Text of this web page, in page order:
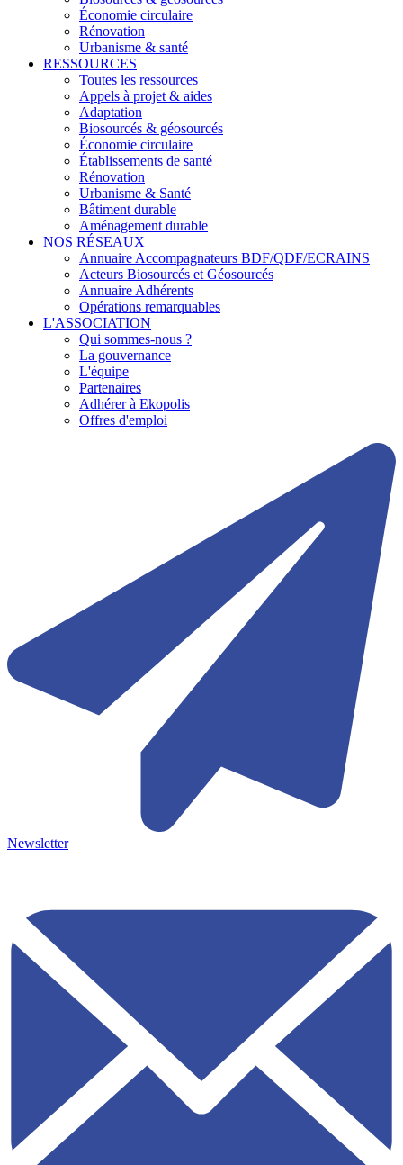
Économie circulaire
Rénovation
Urbanisme & santé
RESSOURCES
Toutes les ressources
Appels à projet & aides
Adaptation
Biosourcés & géosourcés
Économie circulaire
Établissements de santé
Rénovation
Urbanisme & Santé
Bâtiment durable
Aménagement durable
NOS RÉSEAUX
Annuaire Accompagnateurs BDF/QDF/ECRAINS
Acteurs Biosourcés et Géosourcés
Annuaire Adhérents
Opérations remarquables
L'ASSOCIATION
Qui sommes-nous ?
La gouvernance
L'équipe
Partenaires
Adhérer à Ekopolis
Offres d'emploi
Newsletter